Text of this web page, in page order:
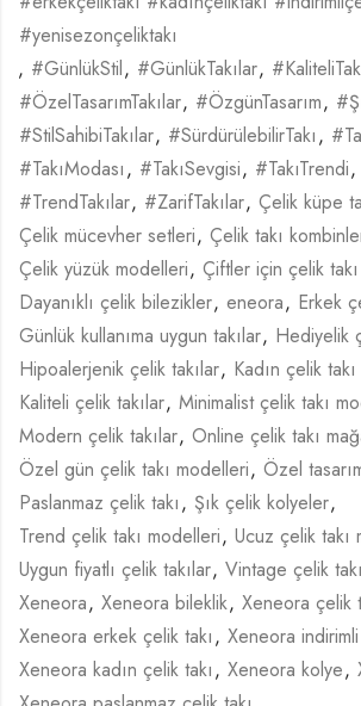
#yenisezonçeliktakı
, #GünlükStil, #GünlükTakılar,
#ÖzelTasarımTakılar, #ÖzgünTasarım,
#StilSahibiTakılar, #SürdürülebilirTakı,
#TakıModası, #TakıSevgisi, #TakıTrendi,
#TrendTakılar, #ZarifTakılar, Çelik küpe
Çelik mücevher setleri, Çelik takı
Çelik yüzük modelleri, Çiftler için çelik
Dayanıklı çelik bilezikler, eneora, Erkek
Günlük kullanıma uygun takılar, Hediyelik
Hipoalerjenik çelik takılar, Kadın çelik
Kaliteli çelik takılar, Minimalist çelik takı
Modern çelik takılar, Online çelik takı
Özel gün çelik takı modelleri, Özel
Paslanmaz çelik takı, Şık çelik kolyeler,
Trend çelik takı modelleri, Ucuz çelik takı
Uygun fiyatlı çelik takılar, Vintage çelik
Xeneora, Xeneora bileklik, Xeneora çelik
Xeneora erkek çelik takı, Xeneora
Xeneora kadın çelik takı, Xeneora kolye,